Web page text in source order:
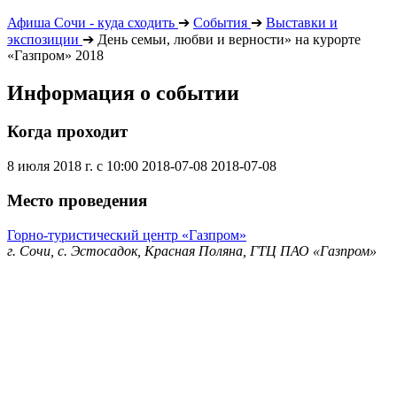
Афиша Сочи - куда сходить ➔ События ➔ Выставки и
экспозиции ➔ День семьи, любви и верности» на курорте
«Газпром» 2018
Информация о событии
Когда проходит
8 июля 2018 г. с 10:00 2018-07-08 2018-07-08
Место проведения
Горно-туристический центр «Газпром»
г. Сочи, с. Эстосадок, Красная Поляна, ГТЦ ПАО «Газпром»